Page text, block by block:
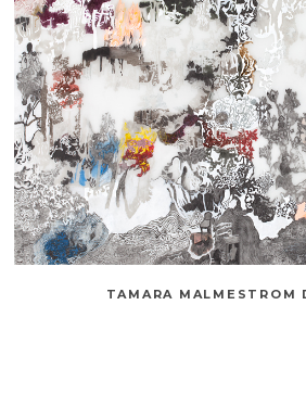
TAMARA MALMESTROM